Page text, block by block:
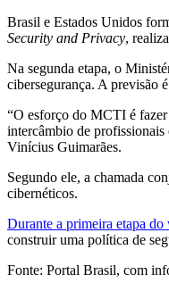
Brasil e Estados Unidos
Security and Privacy,
Na segunda etapa, o
cibersegurança. A previsão
“O esforço do MCTI é fazer
intercâmbio de
Vinícius Guimarães.
Segundo ele, a chamada
cibernéticos.
Durante a primeira etapa
construir uma política de
Fonte: Portal Brasil, com